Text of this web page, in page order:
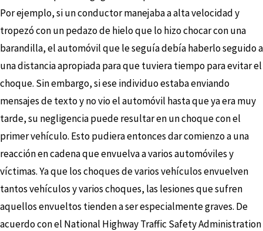
Por ejemplo, si un conductor manejaba a alta velocidad y
tropezó con un pedazo de hielo que lo hizo chocar con una
barandilla, el automóvil que le seguía debía haberlo seguido a
una distancia apropiada para que tuviera tiempo para evitar el
choque. Sin embargo, si ese individuo estaba enviando
mensajes de texto y no vio el automóvil hasta que ya era muy
tarde, su negligencia puede resultar en un choque con el
primer vehículo. Esto pudiera entonces dar comienzo a una
reacción en cadena que envuelva a varios automóviles y
víctimas. Ya que los choques de varios vehículos envuelven
tantos vehículos y varios choques, las lesiones que sufren
aquellos envueltos tienden a ser especialmente graves. De
acuerdo con el National Highway Traffic Safety Administration